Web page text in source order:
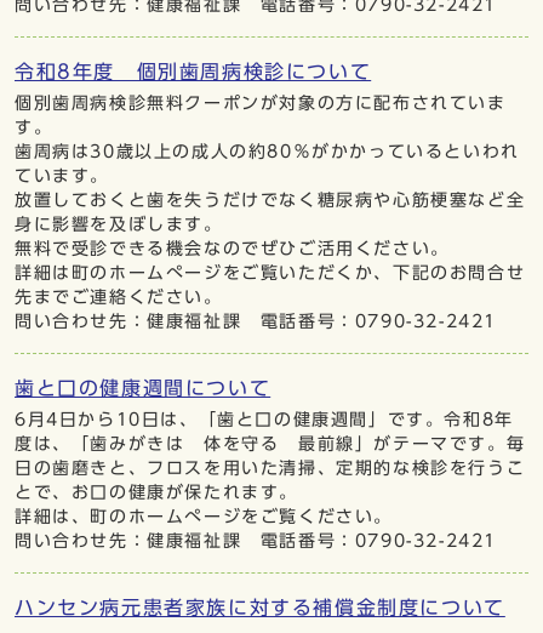
問い合わせ先：健康福祉課 電話番号：0790-32-2421
令和8年度 個別歯周病検診について
個別歯周病検診無料クーポンが対象の方に配布されていま
す。
歯周病は30歳以上の成人の約80％がかかっているといわれ
ています。
放置しておくと歯を失うだけでなく糖尿病や心筋梗塞など全
身に影響を及ぼします。
無料で受診できる機会なのでぜひご活用ください。
詳細は町のホームぺージをご覧いただくか、下記のお問合せ
先までご連絡ください。
問い合わせ先：健康福祉課 電話番号：0790-32-2421
歯と口の健康週間について
6月4日から10日は、「歯と口の健康週間」です。令和8年
度は、「歯みがきは 体を守る 最前線」がテーマです。毎
日の歯磨きと、フロスを用いた清掃、定期的な検診を行うこ
とで、お口の健康が保たれます。
詳細は、町のホームぺージをご覧ください。
問い合わせ先：健康福祉課 電話番号：0790-32-2421
ハンセン病元患者家族に対する補償金制度について